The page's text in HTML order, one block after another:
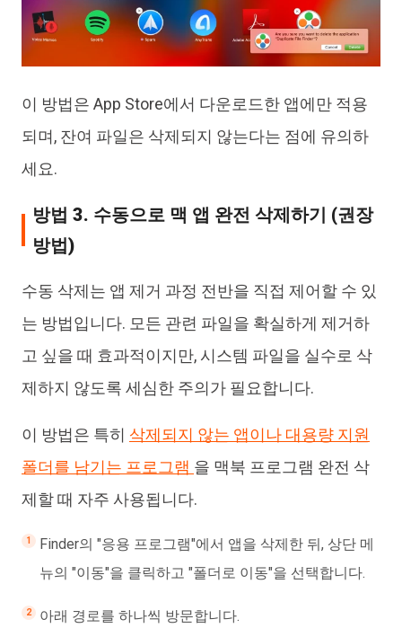
이 방법은 App Store에서 다운로드한 앱에만 적용
되며, 잔여 파일은 삭제되지 않는다는 점에 유의하
세요.
방법 3. 수동으로 맥 앱 완전 삭제하기 (권장
방법)
수동 삭제는 앱 제거 과정 전반을 직접 제어할 수 있
는 방법입니다. 모든 관련 파일을 확실하게 제거하
고 싶을 때 효과적이지만, 시스템 파일을 실수로 삭
제하지 않도록 세심한 주의가 필요합니다.
이 방법은 특히 삭제되지 않는 앱이나 대용량 지원
폴더를 남기는 프로그램 을 맥북 프로그램 완전 삭
제할 때 자주 사용됩니다.
Finder의 "응용 프로그램"에서 앱을 삭제한 뒤, 상단 메
뉴의 "이동"을 클릭하고 "폴더로 이동"을 선택합니다.
아래 경로를 하나씩 방문합니다.